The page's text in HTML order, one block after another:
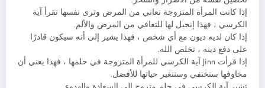
إذا كانت المرأة المتزوجة تعاني من المرض وترى نفسها تقرأ آية
الكرسي ، فهذا إنجيل لها للتعافي من المرض والألم.
إذا كان لديه ديون مع أي شخص ، فهذا يشير إلى أنه سيكون قادرًا
على دفع دينه ، تخلص الله.
إذا قرأت Jinn آية الكرسي للمرأة المتزوجة في حلمها ، فهذا يعني أن
مخاوفها ستختفي وستتغير حياتها للأفضل.